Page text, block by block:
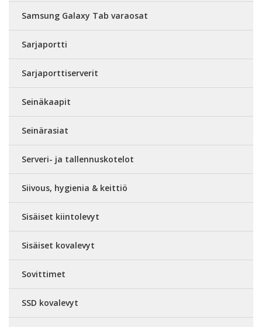
Samsung Galaxy Tab varaosat
Sarjaportti
Sarjaporttiserverit
Seinäkaapit
Seinärasiat
Serveri- ja tallennuskotelot
Siivous, hygienia & keittiö
Sisäiset kiintolevyt
Sisäiset kovalevyt
Sovittimet
SSD kovalevyt